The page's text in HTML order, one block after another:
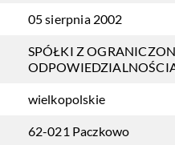
05 sierpnia 2002
SPÓŁKI Z
wielkopolskie
62-021 Paczkowo